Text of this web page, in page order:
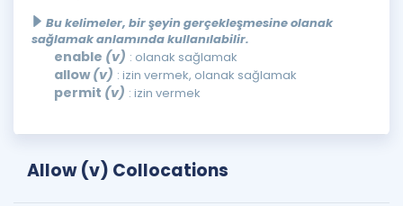
Bu kelimeler, bir şeyin gerçekleşmesine olanak
sağlamak anlamında kullanılabilir.
enable (v) : olanak sağlamak
allow(v) : izin vermek, olanak sağlamak
permit (v) : izin vermek
Allow (v) Collocations